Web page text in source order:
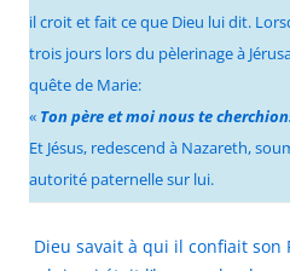
il croit et fait ce que Dieu lui dit.
trois jours lors du pèlerinage à
quête de Marie:
« Ton père et moi nous te
Et Jésus, redescend à Nazareth,
autorité paternelle sur lui.
Dieu savait à qui il confiait son